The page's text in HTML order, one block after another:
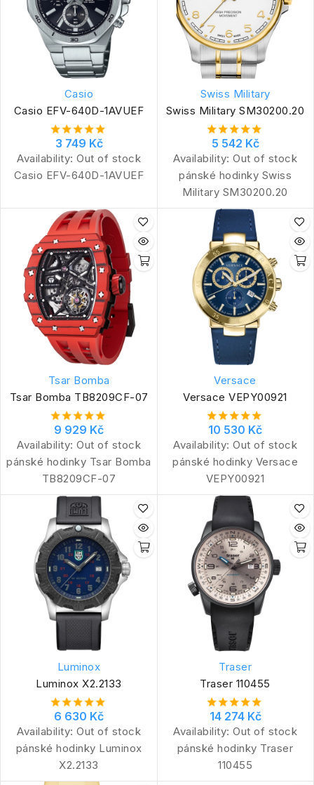
Casio
Casio EFV-640D-1AVUEF
3 749 Kč
Availability: Out of stock
Casio EFV-640D-1AVUEF
Swiss Military
Swiss Military SM30200.20
5 542 Kč
Availability: Out of stock
pánské hodinky Swiss
Military SM30200.20
Tsar Bomba
Tsar Bomba TB8209CF-07
9 929 Kč
Availability: Out of stock
pánské hodinky Tsar Bomba
TB8209CF-07
Versace
Versace VEPY00921
10 530 Kč
Availability: Out of stock
pánské hodinky Versace
VEPY00921
Luminox
Luminox X2.2133
6 630 Kč
Availability: Out of stock
pánské hodinky Luminox
X2.2133
Traser
Traser 110455
14 274 Kč
Availability: Out of stock
pánské hodinky Traser
110455